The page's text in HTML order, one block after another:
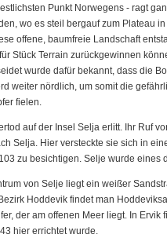
Punkt Norwegens - ragt
wo es steil bergauf zum Plateau
offene, baumfreie Landschaft
Stück Terrain zurückgewinnen
wurde dafür bekannt, dass die
weiter nördlich, um somit die
fielen.
auf der Insel Selja erlitt. Ihr Ruf
Selja. Hier versteckte sie sich in
zu besichtigen. Selje wurde eines
von Selje liegt ein weißer
Hoddevik findet man
der am offenen Meer liegt. In
hier errichtet wurde.